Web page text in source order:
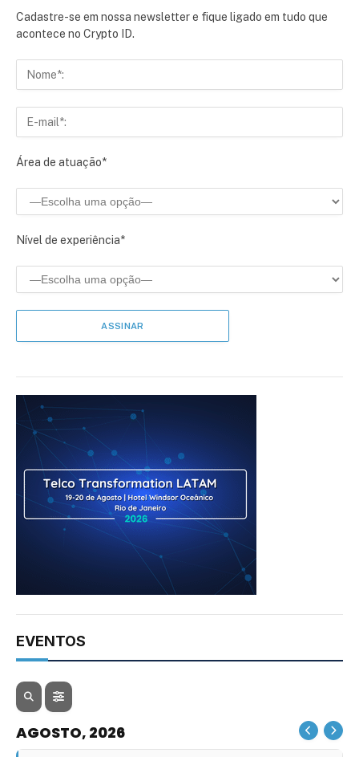
Cadastre-se em nossa newsletter e fique ligado em tudo que
acontece no Crypto ID.
Área de atuação*
Nível de experiência*
EVENTOS
AGOSTO, 2026